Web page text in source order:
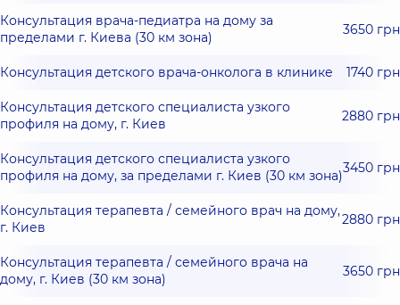
Консультация врача-педиатра на дому за
пределами г. Киева (30 км зона)
3650 грн
Консультация детского врача-онколога в клинике 1740 грн
Консультация детского специалиста узкого
профиля на дому, г. Киев
2880 грн
Консультация детского специалиста узкого
профиля на дому, за пределами г. Киев (30 км зона)
3450 грн
Консультация терапевта / семейного врач на дому,
г. Киев
2880 грн
Консультация терапевта / семейного врача на
дому, г. Киев (30 км зона)
3650 грн